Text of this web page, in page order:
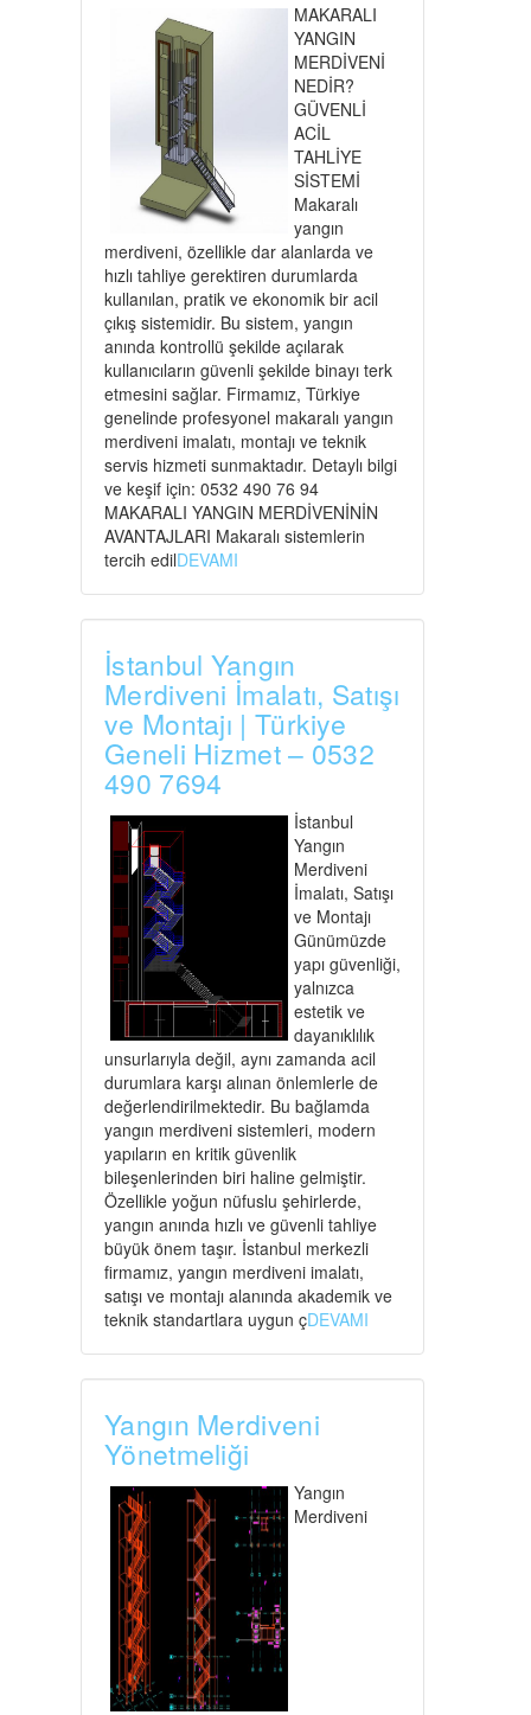
MAKARALI
YANGIN
MERDİVENİ
NEDİR?
GÜVENLİ
ACİL
TAHLİYE
SİSTEMİ
Makaralı
yangın
merdiveni, özellikle dar alanlarda ve
hızlı tahliye gerektiren durumlarda
kullanılan, pratik ve ekonomik bir acil
çıkış sistemidir. Bu sistem, yangın
anında kontrollü şekilde açılarak
kullanıcıların güvenli şekilde binayı terk
etmesini sağlar. Firmamız, Türkiye
genelinde profesyonel makaralı yangın
merdiveni imalatı, montajı ve teknik
servis hizmeti sunmaktadır. Detaylı bilgi
ve keşif için: 0532 490 76 94
MAKARALI YANGIN MERDİVENİNİN
AVANTAJLARI Makaralı sistemlerin
tercih edilDEVAMI
İstanbul Yangın
Merdiveni İmalatı, Satışı
ve Montajı | Türkiye
Geneli Hizmet – 0532
490 7694
İstanbul
Yangın
Merdiveni
İmalatı, Satışı
ve Montajı
Günümüzde
yapı güvenliği,
yalnızca
estetik ve
dayanıklılık
unsurlarıyla değil, aynı zamanda acil
durumlara karşı alınan önlemlerle de
değerlendirilmektedir. Bu bağlamda
yangın merdiveni sistemleri, modern
yapıların en kritik güvenlik
bileşenlerinden biri haline gelmiştir.
Özellikle yoğun nüfuslu şehirlerde,
yangın anında hızlı ve güvenli tahliye
büyük önem taşır. İstanbul merkezli
firmamız, yangın merdiveni imalatı,
satışı ve montajı alanında akademik ve
teknik standartlara uygun çDEVAMI
Yangın Merdiveni
Yönetmeliği
Yangın
Merdiveni